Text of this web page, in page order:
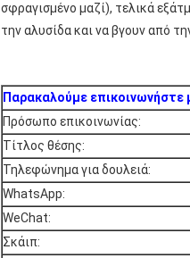
σφραγισμένο μαζί), τελικά
την αλυσίδα και να βγουν από
Παρακαλούμε επικοινωνήστε
Πρόσωπο επικοινωνίας:
Τίτλος θέσης:
Τηλεφώνημα για δουλειά:
WhatsApp:
WeChat:
Σκάιπ: